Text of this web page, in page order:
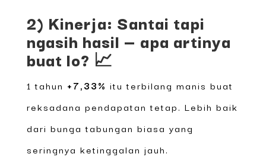
2) Kinerja: Santai tapi
ngasih hasil — apa artinya
buat lo? 📈
1 tahun +7,33% itu terbilang manis buat
reksadana pendapatan tetap. Lebih baik
dari bunga tabungan biasa yang
seringnya ketinggalan jauh.